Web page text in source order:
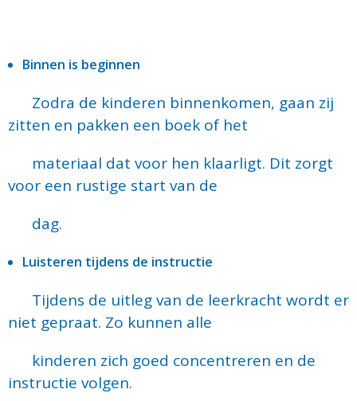
Binnen is beginnen
Zodra de kinderen binnenkomen, gaan zij
zitten en pakken een boek of het
materiaal dat voor hen klaarligt. Dit zorgt
voor een rustige start van de
dag.
Luisteren tijdens de instructie
Tijdens de uitleg van de leerkracht wordt er
niet gepraat. Zo kunnen alle
kinderen zich goed concentreren en de
instructie volgen.